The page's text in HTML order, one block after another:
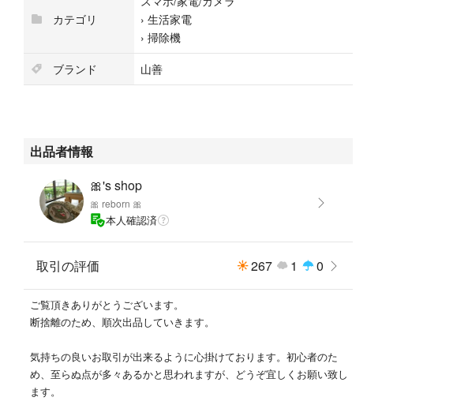
カテゴリ
› 生活家電
› 掃除機
ブランド
山善
出品者情報
🎀's shop
🎀 reborn 🎀
本人確認済
取引の評価 267 1 0
ご覧頂きありがとうございます。
断捨離のため、順次出品していきます。
気持ちの良いお取引が出来るように心掛けております。初心者のた
め、至らぬ点が多々あるかと思われますが、どうぞ宜しくお願い致し
ます。